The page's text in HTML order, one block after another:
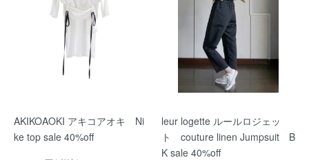
AKIKOAOKI アキコアオキ Ni
ke top sale 40%off
leur logette ルールロジェッ
ト couture linen Jumpsuit B
K sale 40%off